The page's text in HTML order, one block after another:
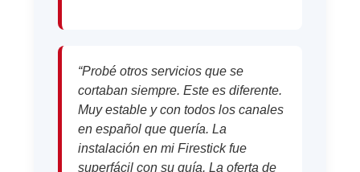
“Probé otros servicios que se
cortaban siempre. Este es diferente.
Muy estable y con todos los canales
en español que quería. La
instalación en mi Firestick fue
superfácil con su guía. La oferta de